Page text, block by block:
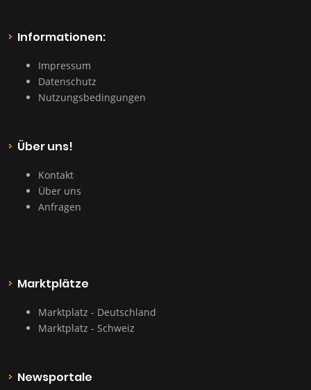
Informationen:
Impressum
Datenschutz
Nutzungsbedingungen
Über uns!
Kontakt
Über uns
Anfragen
Marktplätze
Marktplatz - Deutschland
Marktplatz - Schweiz
Newsportale